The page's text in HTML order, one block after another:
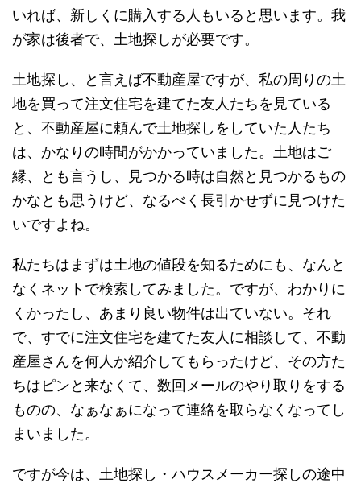
いれば、新しくに購入する人もいると思います。我
が家は後者で、土地探しが必要です。
土地探し、と言えば不動産屋ですが、私の周りの土
地を買って注文住宅を建てた友人たちを見ている
と、 不動産屋に頼んで土地探しをしていた人たち
は、かなりの時間がかかっていました。土地はご
縁、とも言うし、見つかる時は自然と見つかるもの
かなとも思うけど、なるべく長引かせずに見つけた
いですよね。
私たちはまずは土地の値段を知るためにも、なんと
なくネットで検索してみました。ですが、わかりに
くかったし、あまり良い物件は出ていない。それ
で、すでに注文住宅を建てた友人に相談して、不動
産屋さんを何人か紹介してもらったけど、その方た
ちはピンと来なくて、数回メールのやり取りをする
ものの、なぁなぁになって連絡を取らなくなってし
まいました。
ですが今は、土地探し・ハウスメーカー探しの途中